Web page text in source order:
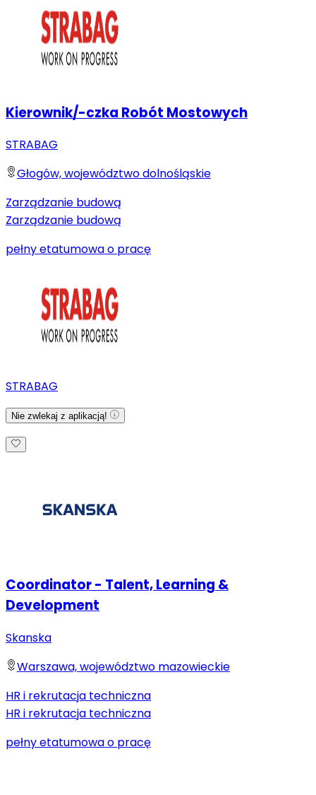
Kierownik/-czka Robót Mostowych
STRABAG
Głogów, województwo dolnośląskie
Zarządzanie budową
Zarządzanie budową
pełny etatumowa o pracę
STRABAG
Nie zwlekaj z aplikacją!
Coordinator - Talent, Learning &
Development
Skanska
Warszawa, województwo mazowieckie
HR i rekrutacja techniczna
HR i rekrutacja techniczna
pełny etatumowa o pracę